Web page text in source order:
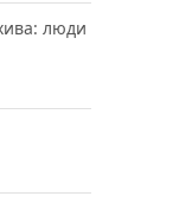
люди